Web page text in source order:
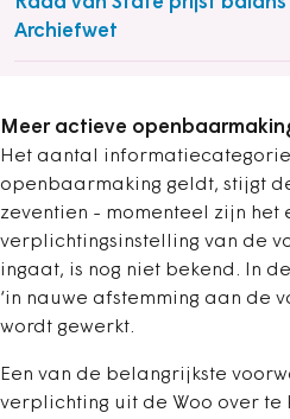
Archiefwet
Meer actieve
Het aantal
openbaarmaking geldt, stijgt
zeventien - momenteel zijn het
verplichtingsinstelling van de
ingaat, is nog niet bekend. In
‘in nauwe afstemming aan de
wordt gewerkt.
Een van de belangrijkste
verplichting uit de Woo over te